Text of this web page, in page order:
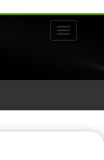
Alternar